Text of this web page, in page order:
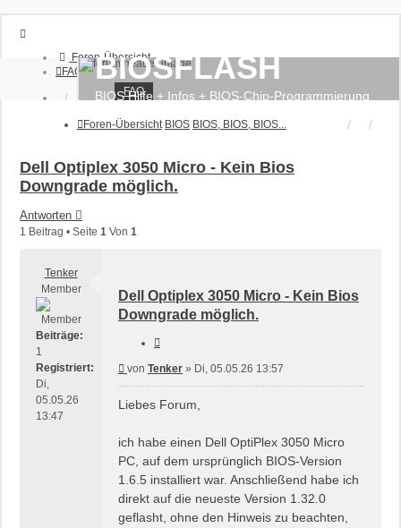
Foren-Übersicht
FAQ
Anmelden
BIOSFLASH
BIOS Hilfe + Infos + BIOS-Chip-Programmierung
FAQ
Foren-Übersicht BIOS BIOS, BIOS, BIOS...
Dell Optiplex 3050 Micro - Kein Bios
Downgrade möglich.
Antworten
1 Beitrag • Seite 1 Von 1
Tenker
Member
Beiträge:
1
Registriert:
Di,
05.05.26
13:47
Dell Optiplex 3050 Micro - Kein Bios
Downgrade möglich.
Beitrag
von Tenker » Di, 05.05.26 13:57
Liebes Forum,
ich habe einen Dell OptiPlex 3050 Micro
PC, auf dem ursprünglich BIOS-Version
1.6.5 installiert war. Anschließend habe ich
direkt auf die neueste Version 1.32.0
geflasht, ohne den Hinweis zu beachten,